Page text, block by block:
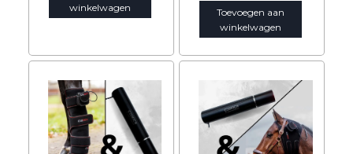
winkelwagen
Toevoegen aan
winkelwagen